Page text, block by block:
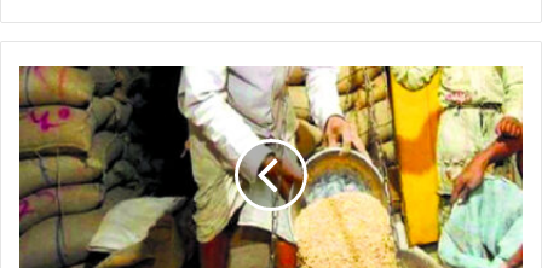
ऐसे
हितग्राही
जिन्‍होंने
छह
माह
से
उचित
मूल्‍य